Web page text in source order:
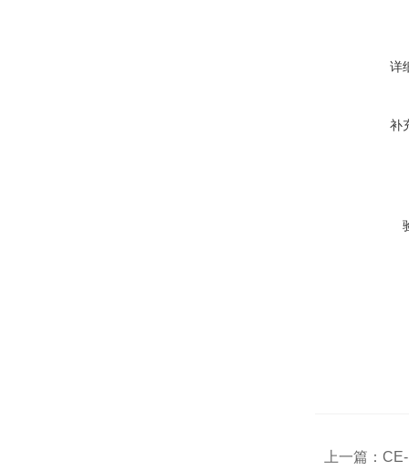
详
补
上一篇：